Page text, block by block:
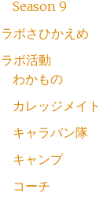
Season 9
ラボさひかえめ
ラボ活動
わかもの
カレッジメイト
キャラバン隊
キャンプ
コーチ